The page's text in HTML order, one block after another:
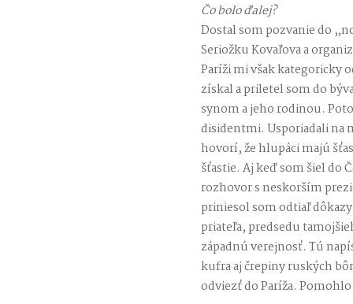
Čo bolo ďalej?
Dostal som pozvanie do
Seriožku Kovaľova a
Paríži mi však kategoricky
získal a priletel som do
synom a jeho rodinou.
disidentmi. Usporiadali na
hovorí, že hlupáci majú
šťastie. Aj keď som šiel do
rozhovor s neskorším
priniesol som odtiaľ
priateľa, predsedu
západnú verejnosť. Tú
kufra aj črepiny ruských
odviezť do Paríža.